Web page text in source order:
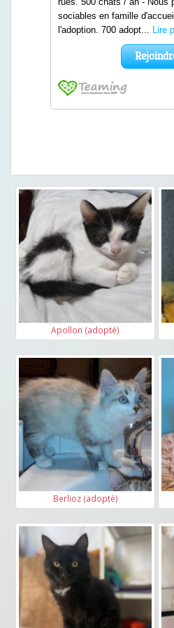
Apollon (adopté)
Berlioz (adopté)